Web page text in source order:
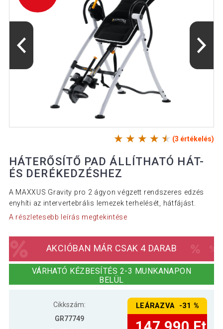
(3 értékelés)
HÁTERŐSÍTŐ PAD ÁLLÍTHATÓ HÁT-
ÉS DERÉKEDZÉSHEZ
A MAXXUS Gravity pro 2 ágyon végzett rendszeres edzés
enyhíti az intervertebrális lemezek terhelését, hátfájást.
A részletesebb leírás megtekintése
AKCIÓBAN MÁR CSAK 4 DARAB
VÁRHATÓ KÉZBESÍTÉS 2-3 MUNKANAPON
BELÜL
Cikkszám:
GR77749
LEÁRAZVA -31 %